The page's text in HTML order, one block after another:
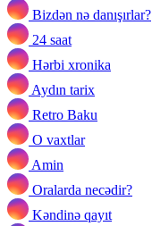
Bizdən nə danışırlar?
24 saat
Hərbi xronika
Aydın tarix
Retro Baku
O vaxtlar
Amin
Oralarda necədir?
Kəndinə qayıt